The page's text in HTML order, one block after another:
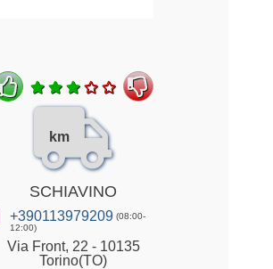
km
SCHIAVINO
+390113979209 (08:00-
12:00)
Via Front, 22 - 10135
Torino(TO)